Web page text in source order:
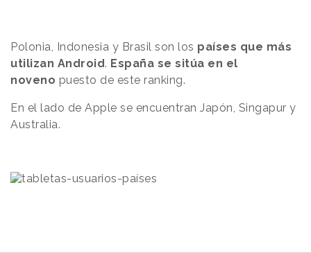
Polonia, Indonesia y Brasil son los países que más
utilizan Android. España se sitúa en el
noveno puesto de este ranking.
En el lado de Apple se encuentran Japón, Singapur y
Australia.